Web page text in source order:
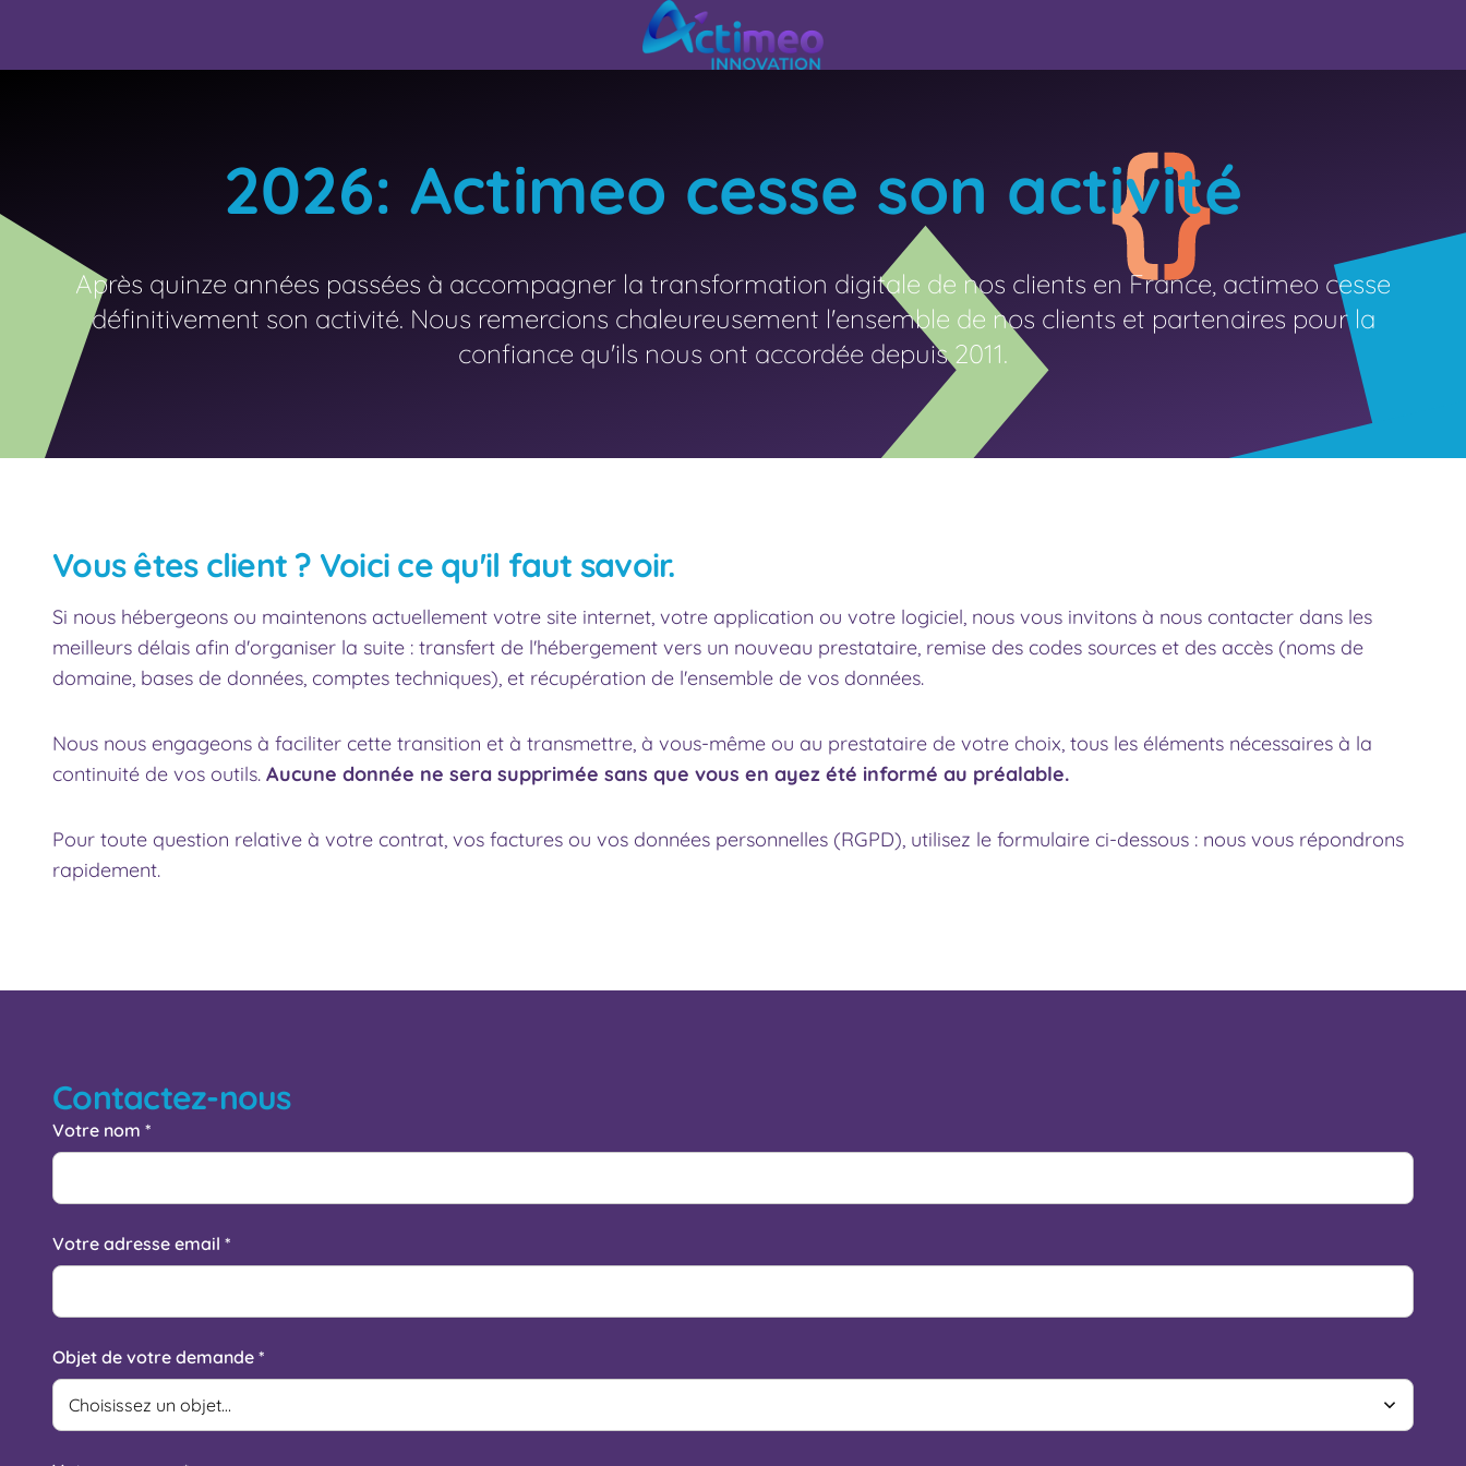
2026: Actimeo cesse son activité
Après quinze années passées à accompagner la transformation digitale de nos clients en France, actimeo cesse
définitivement son activité. Nous remercions chaleureusement l'ensemble de nos clients et partenaires pour la
confiance qu'ils nous ont accordée depuis 2011.
Vous êtes client ? Voici ce qu'il faut savoir.
Si nous hébergeons ou maintenons actuellement votre site internet, votre application ou votre logiciel, nous vous invitons à nous contacter dans les
meilleurs délais afin d'organiser la suite : transfert de l'hébergement vers un nouveau prestataire, remise des codes sources et des accès (noms de
domaine, bases de données, comptes techniques), et récupération de l'ensemble de vos données.
Nous nous engageons à faciliter cette transition et à transmettre, à vous-même ou au prestataire de votre choix, tous les éléments nécessaires à la
continuité de vos outils. Aucune donnée ne sera supprimée sans que vous en ayez été informé au préalable.
Pour toute question relative à votre contrat, vos factures ou vos données personnelles (RGPD), utilisez le formulaire ci-dessous : nous vous répondrons
rapidement.
Contactez-nous
Votre nom *
Votre adresse email *
Objet de votre demande *